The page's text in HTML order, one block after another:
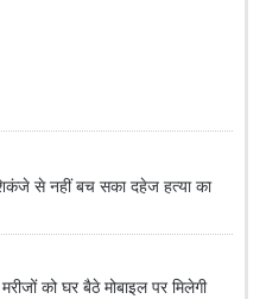
से नहीं बच सका दहेज हत्या का
को घर बैठे मोबाइल पर मिलेगी